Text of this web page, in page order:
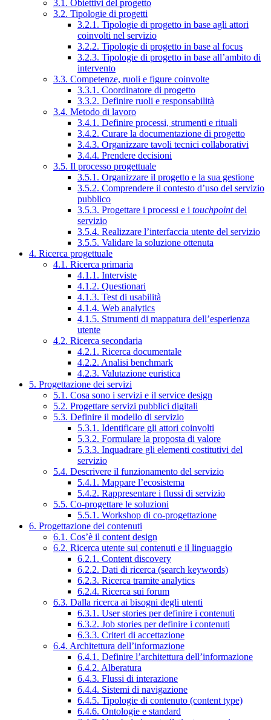
3.1. Obiettivi del progetto
3.2. Tipologie di progetti
3.2.1. Tipologie di progetto in base agli attori
coinvolti nel servizio
3.2.2. Tipologie di progetto in base al focus
3.2.3. Tipologie di progetto in base all’ambito di
intervento
3.3. Competenze, ruoli e figure coinvolte
3.3.1. Coordinatore di progetto
3.3.2. Definire ruoli e responsabilità
3.4. Metodo di lavoro
3.4.1. Definire processi, strumenti e rituali
3.4.2. Curare la documentazione di progetto
3.4.3. Organizzare tavoli tecnici collaborativi
3.4.4. Prendere decisioni
3.5. Il processo progettuale
3.5.1. Organizzare il progetto e la sua gestione
3.5.2. Comprendere il contesto d’uso del servizio
pubblico
3.5.3. Progettare i processi e i touchpointdel
servizio
3.5.4. Realizzare l’interfaccia utente del servizio
3.5.5. Validare la soluzione ottenuta
4. Ricerca progettuale
4.1. Ricerca primaria
4.1.1. Interviste
4.1.2. Questionari
4.1.3. Test di usabilità
4.1.4. Web analytics
4.1.5. Strumenti di mappatura dell’esperienza
utente
4.2. Ricerca secondaria
4.2.1. Ricerca documentale
4.2.2. Analisi benchmark
4.2.3. Valutazione euristica
5. Progettazione dei servizi
5.1. Cosa sono i servizi e il service design
5.2. Progettare servizi pubblici digitali
5.3. Definire il modello di servizio
5.3.1. Identificare gli attori coinvolti
5.3.2. Formulare la proposta di valore
5.3.3. Inquadrare gli elementi costitutivi del
servizio
5.4. Descrivere il funzionamento del servizio
5.4.1. Mappare l’ecosistema
5.4.2. Rappresentare i flussi di servizio
5.5. Co-progettare le soluzioni
5.5.1. Workshop di co-progettazione
6. Progettazione dei contenuti
6.1. Cos’è il content design
6.2. Ricerca utente sui contenuti e il linguaggio
6.2.1. Content discovery
6.2.2. Dati di ricerca (search keywords)
6.2.3. Ricerca tramite analytics
6.2.4. Ricerca sui forum
6.3. Dalla ricerca ai bisogni degli utenti
6.3.1. User stories per definire i contenuti
6.3.2. Job stories per definire i contenuti
6.3.3. Criteri di accettazione
6.4. Architettura dell’informazione
6.4.1. Definire l’architettura dell’informazione
6.4.2. Alberatura
6.4.3. Flussi di interazione
6.4.4. Sistemi di navigazione
6.4.5. Tipologie di contenuto (content type)
6.4.6. Ontologie e standard